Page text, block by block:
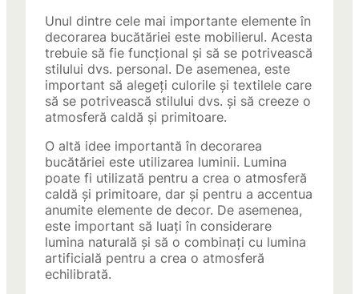
Unul dintre cele mai importante elemente în
decorarea bucătăriei este mobilierul. Acesta
trebuie să fie funcțional și să se potrivească
stilului dvs. personal. De asemenea, este
important să alegeți culorile și textilele care
să se potrivească stilului dvs. și să creeze o
atmosferă caldă și primitoare.
O altă idee importantă în decorarea
bucătăriei este utilizarea luminii. Lumina
poate fi utilizată pentru a crea o atmosferă
caldă și primitoare, dar și pentru a accentua
anumite elemente de decor. De asemenea,
este important să luați în considerare
lumina naturală și să o combinați cu lumina
artificială pentru a crea o atmosferă
echilibrată.